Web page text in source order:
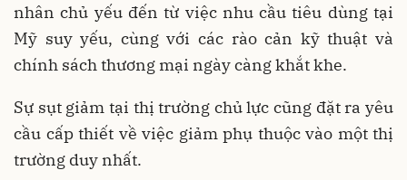
nhân chủ yếu đến từ việc nhu cầu tiêu dùng tại
Mỹ suy yếu, cùng với các rào cản kỹ thuật và
chính sách thương mại ngày càng khắt khe.
Sự sụt giảm tại thị trường chủ lực cũng đặt ra yêu
cầu cấp thiết về việc giảm phụ thuộc vào một thị
trường duy nhất.